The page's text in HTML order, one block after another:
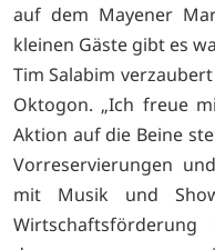
auf dem Mayener
kleinen Gäste gibt es
Tim Salabim
Oktogon. „Ich freue
Aktion auf die Beine
Vorreservierungen
mit Musik und